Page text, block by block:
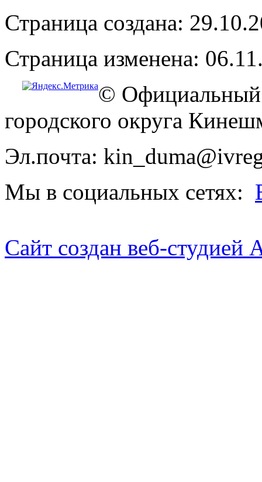
Страница создана:
Страница изменена:
© Официальный
городского округа
Эл.почта:
Мы в социальных сетях:
Сайт создан веб-студией